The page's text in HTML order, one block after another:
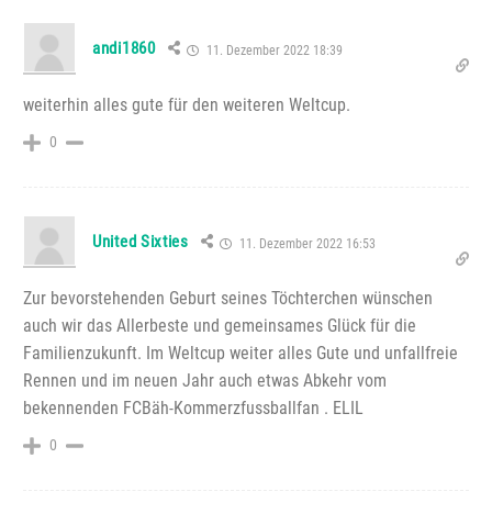
andi1860 11. Dezember 2022 18:39
weiterhin alles gute für den weiteren Weltcup.
0
United Sixties 11. Dezember 2022 16:53
Zur bevorstehenden Geburt seines Töchterchen wünschen
auch wir das Allerbeste und gemeinsames Glück für die
Familienzukunft. Im Weltcup weiter alles Gute und unfallfreie
Rennen und im neuen Jahr auch etwas Abkehr vom
bekennenden FCBäh-Kommerzfussballfan . ELIL
0